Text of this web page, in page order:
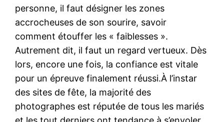
personne, il faut désigner les zones
accrocheuses de son sourire, savoir
comment étouffer les « faiblesses ».
Autrement dit, il faut un regard vertueux. Dès
lors, encore une fois, la confiance est vitale
pour un épreuve finalement réussi.À l’instar
des sites de fête, la majorité des
photographes est réputée de tous les mariés